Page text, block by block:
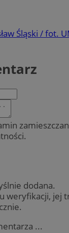
Śląski / fot.
dodana.
weryfikacji, jej
...